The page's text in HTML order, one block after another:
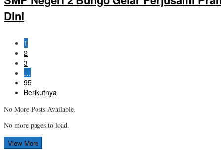
Dini
1
2
3
…
95
Berikutnya
No More Posts Available.
No more pages to load.
View More